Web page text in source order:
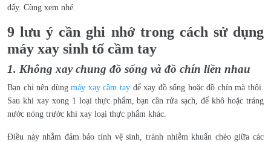
đấy. Cùng xem nhé.
9 lưu ý cần ghi nhớ trong cách sử dụng
máy xay sinh tố cầm tay
1. Không xay chung đồ sống và đồ chín liền nhau
Bạn chỉ nên dùngmáy xay cầm tayđể xay đồ sống hoặc đồ chín mà thôi.
Sau khi xay xong 1 loại thực phẩm, bạn cần rửa sạch, để khô hoặc tráng
nước nóng trước khi xay loại thực phẩm khác.
Điều này nhằm đảm bảo tính vệ sinh, tránh nhiễm khuẩn chéo giữa các